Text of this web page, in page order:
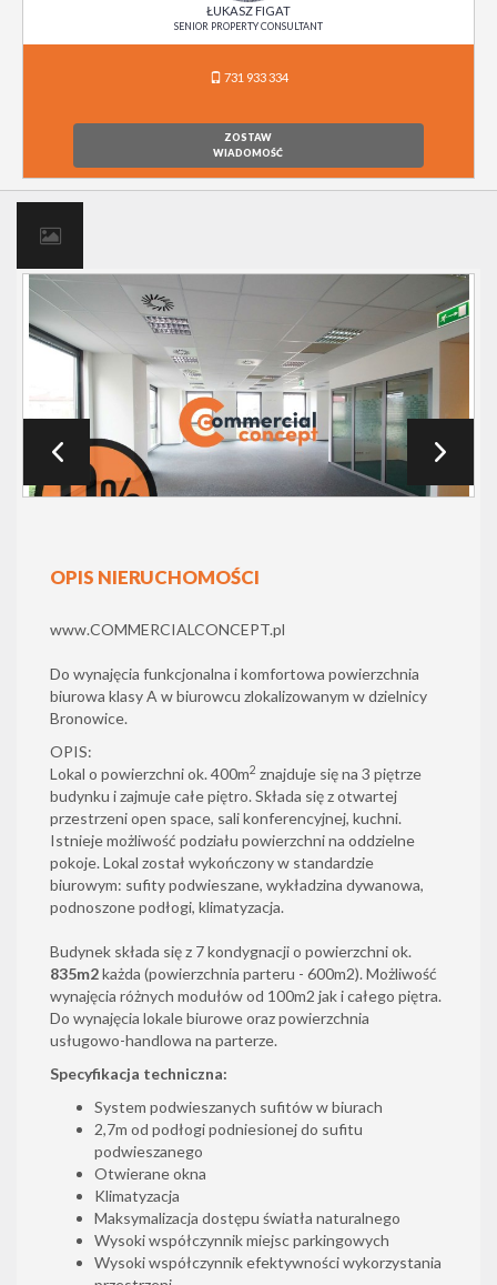
ŁUKASZ FIGAT
SENIOR PROPERTY CONSULTANT
731 933 334
ZOSTAW
WIADOMOŚĆ
OPIS NIERUCHOMOŚCI
www.COMMERCIALCONCEPT.pl
Do wynajęcia funkcjonalna i komfortowa powierzchnia
biurowa klasy A w biurowcu zlokalizowanym w dzielnicy
Bronowice.
OPIS:
Lokal o powierzchni ok. 400m2 znajduje się na 3 piętrze
budynku i zajmuje całe piętro. Składa się z otwartej
przestrzeni open space, sali konferencyjnej, kuchni.
Istnieje możliwość podziału powierzchni na oddzielne
pokoje. Lokal został wykończony w standardzie
biurowym: sufity podwieszane, wykładzina dywanowa,
podnoszone podłogi, klimatyzacja.
Budynek składa się z 7 kondygnacji o powierzchni ok.
835m2każda (powierzchnia parteru - 600m2). Możliwość
wynajęcia różnych modułów od 100m2 jak i całego piętra.
Do wynajęcia lokale biurowe oraz powierzchnia
usługowo-handlowa na parterze.
Specyfikacja techniczna:
System podwieszanych sufitów w biurach
2,7m od podłogi podniesionej do sufitu
podwieszanego
Otwierane okna
Klimatyzacja
Maksymalizacja dostępu światła naturalnego
Wysoki współczynnik miejsc parkingowych
Wysoki współczynnik efektywności wykorzystania